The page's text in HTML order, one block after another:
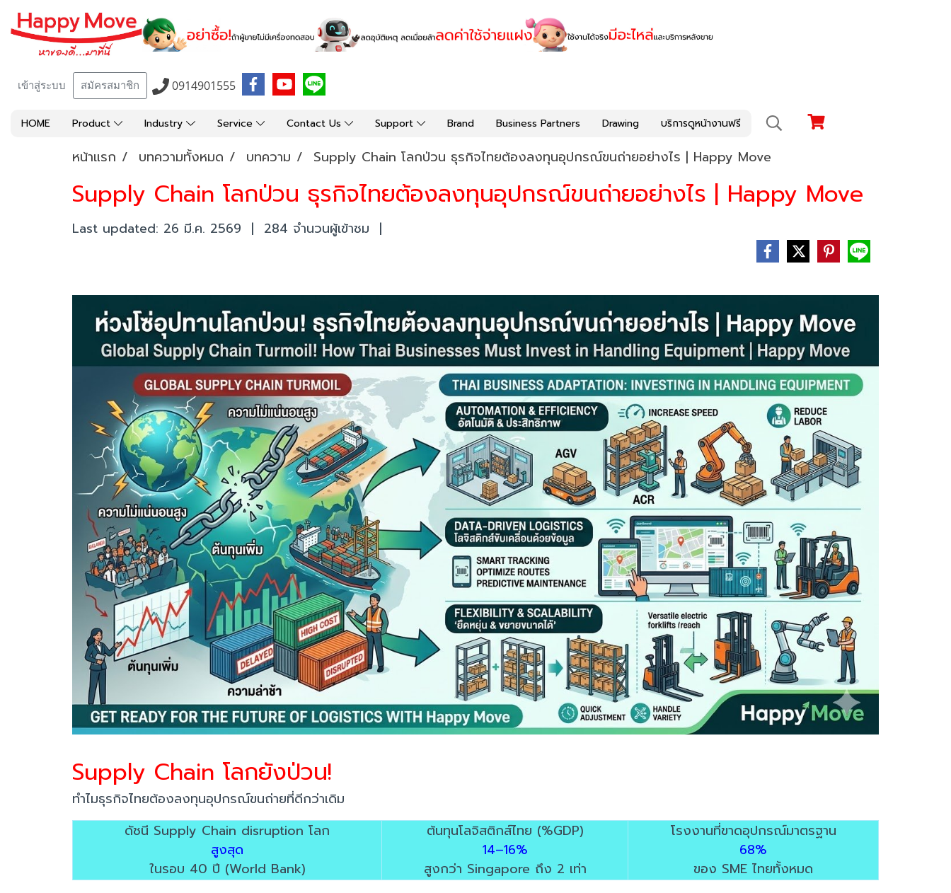
เข้าสู่ระบบ สมัครสมาชิก 0914901555
HOME Product Industry Service Contact Us Support Brand Business Partners Drawing บริการดูหน้างานฟรี
หน้าแรก บทความทั้งหมด บทความ Supply Chain โลกป่วน ธุรกิจไทยต้องลงทุนอุปกรณ์ขนถ่ายอย่างไร | Happy Move
Supply Chain โลกป่วน ธุรกิจไทยต้องลงทุนอุปกรณ์ขนถ่ายอย่างไร | Happy Move
Last updated: 26 มี.ค. 2569 | 284 จำนวนผู้เข้าชม |
Supply Chain โลกยังป่วน!
ทำไมธุรกิจไทยต้องลงทุนอุปกรณ์ขนถ่ายที่ดีกว่าเดิม
ดัชนี Supply Chain disruption โลก
สูงสุด
ในรอบ 40 ปี (World Bank)
ต้นทุนโลจิสติกส์ไทย (%GDP)
14–16%
สูงกว่า Singapore ถึง 2 เท่า
โรงงานที่ขาดอุปกรณ์มาตรฐาน
68%
ของ SME ไทยทั้งหมด